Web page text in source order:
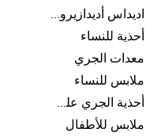
اديداس أديدازيرو معدات الجري
أحذية للنساء
معدات الجري
ملابس للنساء
أحذية الجري على الطرق الوعرة للرجال
ملابس للأطفال